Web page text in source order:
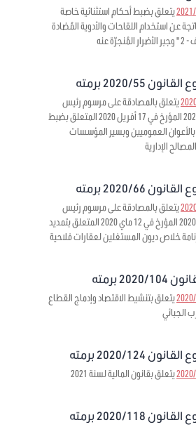
يتعلق بضبط أحكام استثنائية خاصة
عن استخدام اللقاحات والأدوية المُضادة
عنه
2020/55 برمته
يتعلق بالمصادقة على مرسوم رئيس
الحكومة عدد 7 لسنة 2020 المؤرخ في 17 أفريل 2020 المتعلق بضبط
بالأعوان العموميين وبسير المؤسسات
الإدارية
2020/66 برمته
يتعلق بالمصادقة على مرسوم رئيس
الحكومة عدد 18 لسنة 2020 المؤرخ في 12 ماي 2020 المتعلق بتمديد
خلاص ديون المستغلين لعقارات فلاحية
برمته
يتعلق بتنشيط الاقتصاد وإدماج القطاع
الجبائي
2020/124 برمته
يتعلق بقانون المالية لسنة 2021
2020/118 برمته